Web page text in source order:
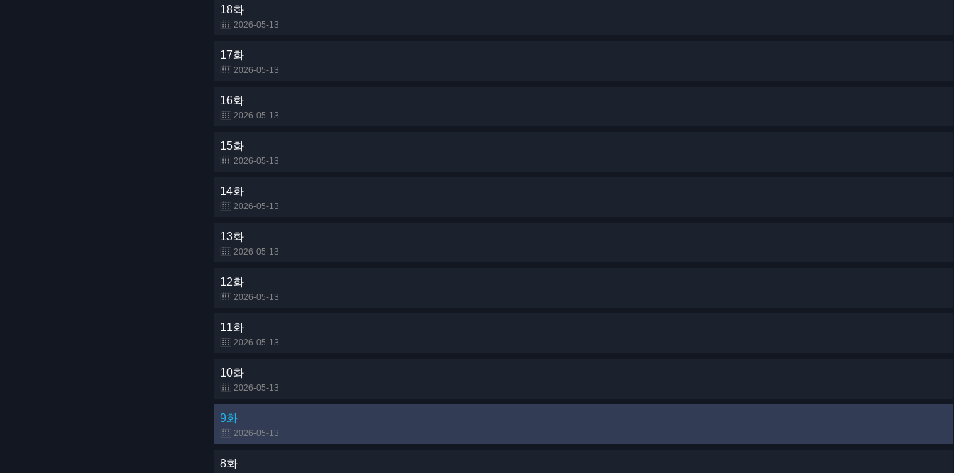
18화
2026-05-13
17화
2026-05-13
16화
2026-05-13
15화
2026-05-13
14화
2026-05-13
13화
2026-05-13
12화
2026-05-13
11화
2026-05-13
10화
2026-05-13
9화
2026-05-13
8화